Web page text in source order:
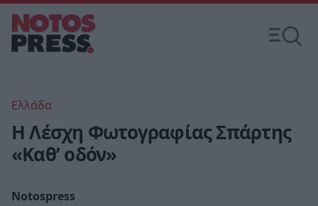
Ελλάδα
H Λέσχη Φωτογραφίας Σπάρτης
«Καθ’ οδόν»
Notospress